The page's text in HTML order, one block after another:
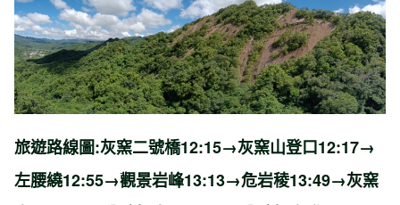
旅遊路線圖:灰窯二號橋12:15→灰窯山登口12:17→
左腰繞12:55→觀景岩峰13:13→危岩稜13:49→灰窯